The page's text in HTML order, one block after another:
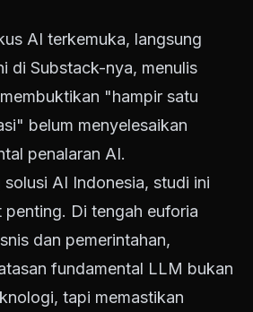
AI terkemuka, langsung
di Substack-nya, menulis
"hampir satu
belum menyelesaikan
penalaran AI.
AI Indonesia, studi ini
penting. Di tengah euforia
dan pemerintahan,
fundamental LLM bukan
tapi memastikan